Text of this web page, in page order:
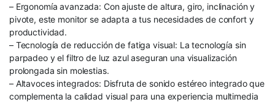
– Ergonomía avanzada: Con ajuste de altura, giro, inclinación y
pivote, este monitor se adapta a tus necesidades de confort y
productividad.
– Tecnología de reducción de fatiga visual: La tecnología sin
parpadeo y el filtro de luz azul aseguran una visualización
prolongada sin molestias.
– Altavoces integrados: Disfruta de sonido estéreo integrado que
complementa la calidad visual para una experiencia multimedia